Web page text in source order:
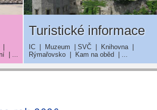
|
| ...
Turistické informace
IC| Muzeum | SVČ| Knihovna|
Rýmařovsko| Kam na oběd| ...